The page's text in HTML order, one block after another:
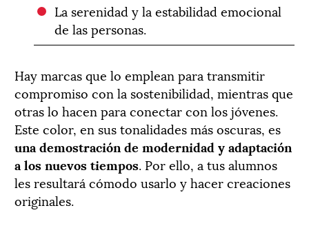
La serenidad y la estabilidad emocional
de las personas.
Hay marcas que lo emplean para transmitir
compromiso con la sostenibilidad, mientras que
otras lo hacen para conectar con los jóvenes.
Este color, en sus tonalidades más oscuras, es
una demostración de modernidad y adaptación
a los nuevos tiempos. Por ello, a tus alumnos
les resultará cómodo usarlo y hacer creaciones
originales.